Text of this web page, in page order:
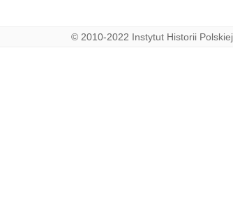
© 2010-2022 Instytut Historii